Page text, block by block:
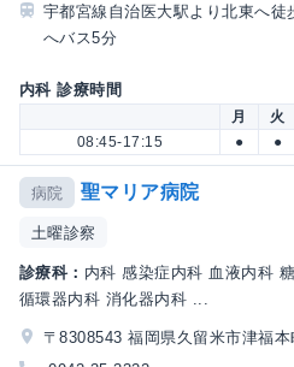
宇都宮線自治医大駅より北東へ
へバス5分
内科 診療時間
月 火
08:45-17:15
● ●
病院 聖マリア病院
土曜診察
診療科： 内科 感染症内科 血液内科
循環器内科 消化器内科 ...
〒8308543 福岡県久留米市津福本